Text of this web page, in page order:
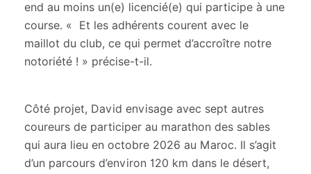
end au moins un(e) licencié(e) qui participe à une
course. « Et les adhérents courent avec le
maillot du club, ce qui permet d’accroître notre
notoriété ! » précise-t-il.
Côté projet, David envisage avec sept autres
coureurs de participer au marathon des sables
qui aura lieu en octobre 2026 au Maroc. Il s’agit
d’un parcours d’environ 120 km dans le désert,